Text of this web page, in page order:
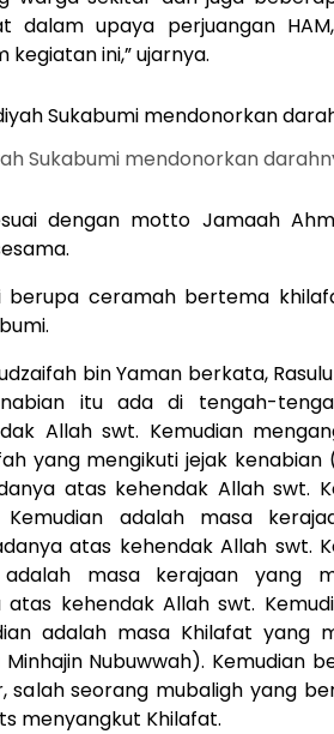
dalam upaya perjuangan
kegiatan ini,” ujarnya.
Sukabumi mendonorkan
dengan motto Jamaah
ceramah bertema
bin Yaman berkata,
itu ada di tengah-
Allah swt. Kemudian
yang mengikuti jejak kenabian
atas kehendak Allah swt.
adalah masa
atas kehendak Allah swt.
adalah masa kerajaan yang
kehendak Allah swt.
adalah masa Khilafat yang
Nubuwwah). Kemudian
salah seorang mubaligh yang
menyangkut Khilafat.